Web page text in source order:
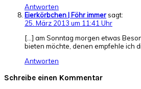
Antworten
Eierkörbchen | Föhr immersagt:
25. März 2013 um 11:41 Uhr
[…] am Sonntag morgen etwas
bieten möchte, denen empfehle ich
Antworten
Schreibe einen Kommentar